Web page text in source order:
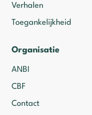
Verhalen
Toegankelijkheid
Organisatie
ANBI
CBF
Contact